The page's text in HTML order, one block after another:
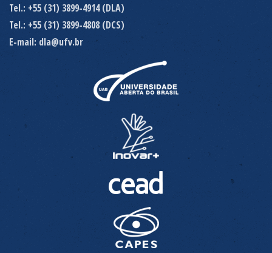
Tel.: +55 (31) 3899-4914 (DLA)
Tel.: +55 (31) 3899-4808 (DCS)
E-mail: dla@ufv.br